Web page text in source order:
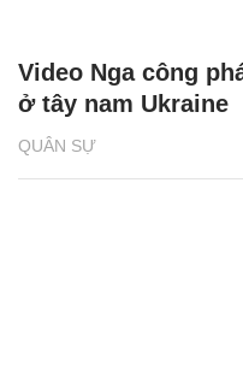
QUÂN SỰ
Video Nga công
ở tây nam Ukraine